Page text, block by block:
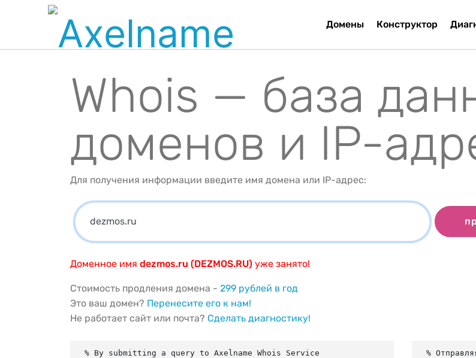
Домены Конструктор
Whois — база
доменов и IP-
Для получения информации введите имя домена или IP-адрес:
Доменное имя dezmos.ru (DEZMOS.RU) уже занято!
Стоимость продления домена - 299 рублей в год
Это ваш домен? Перенесите его к нам!
Не работает сайт или почта? Сделать диагностику!
% By submitting a query to Axelname Whois Service
%